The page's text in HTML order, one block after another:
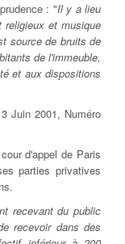
: "Il y a lieu
religieux et musique
source de bruits de
de l'immeuble,
et aux dispositions
Juin 2001, Numéro
d'appel de Paris
parties privatives
recevant du public
recevoir dans des